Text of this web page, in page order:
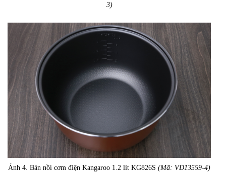
3)
Ảnh 4. Bán nồi cơm điện Kangaroo 1.2 lít KG826S (Mã: VD13559-4)